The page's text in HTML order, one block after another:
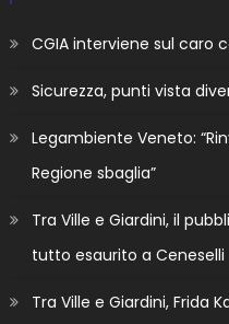
CGIA interviene sul caro
Sicurezza, punti vista
Legambiente Veneto:
Regione sbaglia”
Tra Ville e Giardini, il
tutto esaurito a Ceneselli
Tra Ville e Giardini, Frida